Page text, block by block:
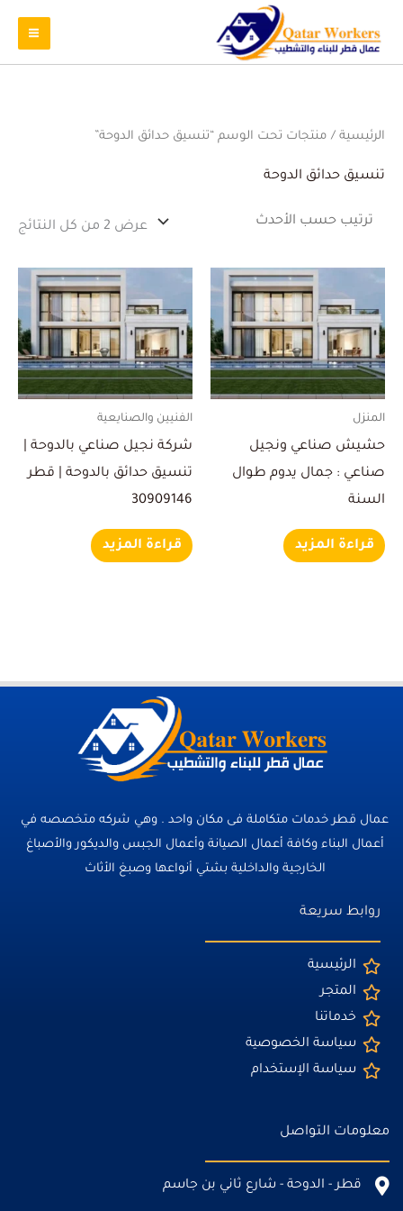
الرئيسية / منتجات تحت الوسم “تنسيق حدائق الدوحة”
تنسيق حدائق الدوحة
عرض ⁦2⁩ من كل النتائج
المنزل
حشيش صناعي ونجيل
صناعي : جمال يدوم طوال
السنة
قراءة المزيد
الفنيين والصنايعية
شركة نجيل صناعي بالدوحة |
تنسيق حدائق بالدوحة | قطر
30909146
قراءة المزيد
عمال قطر خدمات متكاملة فى مكان واحد . وهي شركه متخصصه في
أعمال البناء وكافة أعمال الصيانة وأعمال الجبس والديكور والأصباغ
الخارجية والداخلية بشتي أنواعها وصبغ الأثاث
روابط سريعة
الرئيسية
المتجر
خدماتنا
سياسة الخصوصية
سياسة الإستخدام
معلومات التواصل
قطر - الدوحة - شارع ثاني بن جاسم